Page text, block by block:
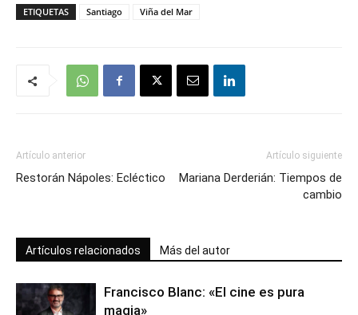
ETIQUETAS Santiago Viña del Mar
Artículo anterior
Restorán Nápoles: Ecléctico
Artículo siguiente
Mariana Derderián: Tiempos de
cambio
Artículos relacionados Más del autor
Francisco Blanc: «El cine es pura
magia»